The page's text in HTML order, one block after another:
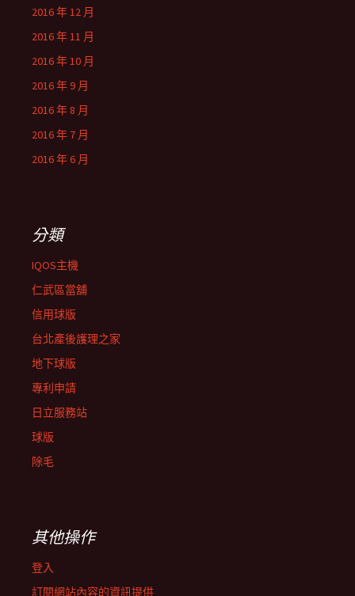
2016 年 12 月
2016 年 11 月
2016 年 10 月
2016 年 9 月
2016 年 8 月
2016 年 7 月
2016 年 6 月
分類
IQOS主機
仁武區當舖
信用球版
台北產後護理之家
地下球版
專利申請
日立服務站
球版
除毛
其他操作
登入
訂閱網站內容的資訊提供